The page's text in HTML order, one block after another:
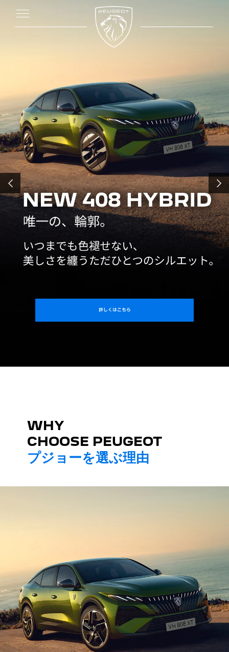
前へ
詳しくはこちら
次へ
WHY
CHOOSE PEUGEOT
プジョーを選ぶ理由